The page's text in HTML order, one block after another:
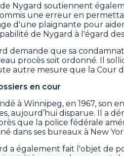
de Nygard soutiennent
une erreur en
d'une plaignante pour
de Nygard à l'égard
demande que sa
procès soit ordonné. Il
autre mesure que la Cour
en cour
à Winnipeg, en 1967, son
aujourd’hui disparue. Il a
que la police fédérale
dans ses bureaux à New
a également fait l'objet de